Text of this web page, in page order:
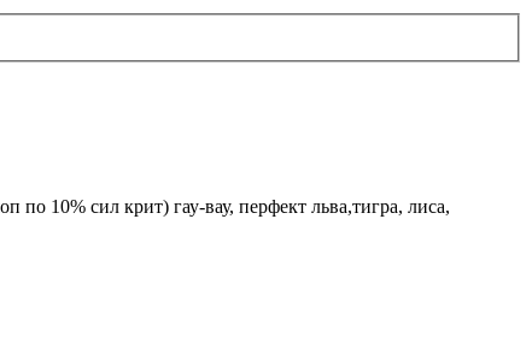
10% сил крит) гау-вау, перфект льва,тигра, лиса,